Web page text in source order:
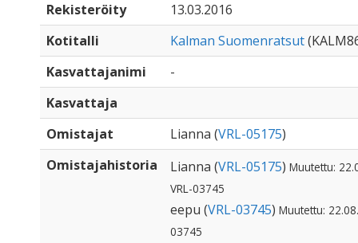
Rekisteröity
13.03.2016
Kotitalli
Kalman Suomenratsut
Kasvattajanimi
-
Kasvattaja
Omistajat
Lianna (VRL-05175)
Omistajahistoria
Lianna (VRL-05175) Muutettu:
VRL-03745
eepu (VRL-03745) Muutettu:
03745